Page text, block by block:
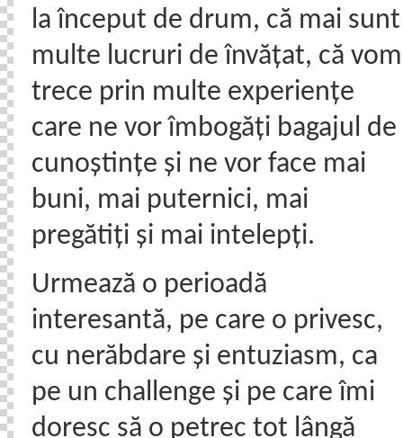
la început de drum, că mai sunt
multe lucruri de învățat, că vom
trece prin multe experiențe
care ne vor îmbogăți bagajul de
cunoștințe și ne vor face mai
buni, mai puternici, mai
pregătiți și mai intelepți.
Urmează o perioadă
interesantă, pe care o privesc,
cu nerăbdare și entuziasm, ca
pe un challenge și pe care îmi
doresc să o petrec tot lângă